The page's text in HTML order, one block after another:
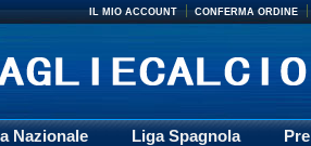
IL MIO ACCOUNT CONFERMA ORDINE
Nazionale Liga Spagnola